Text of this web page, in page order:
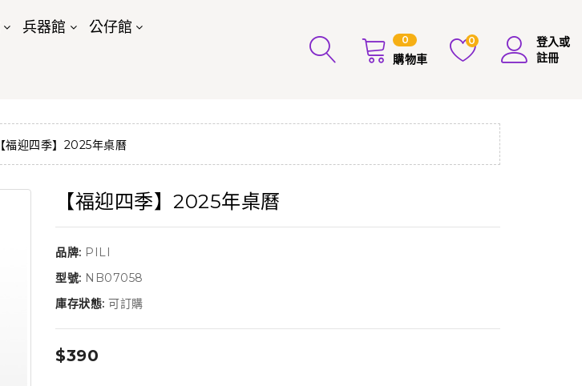
兵器館 公仔館
0
購物車
0
登入或
註冊
【福迎四季】2025年桌曆
【福迎四季】2025年桌曆
品牌: PILI
型號: NB07058
庫存狀態: 可訂購
$390